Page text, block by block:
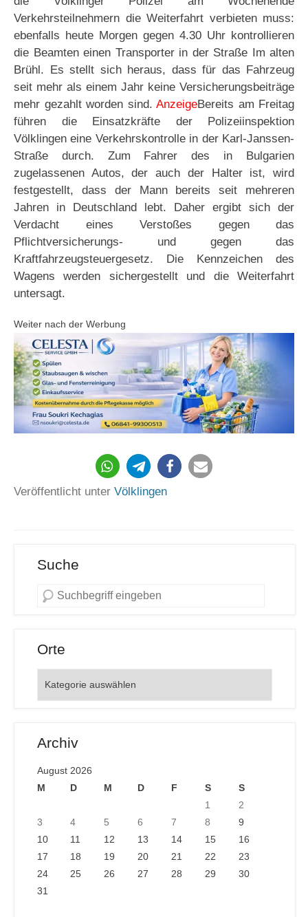
Verkehrsteilnehmern die Weiterfahrt verbieten muss:
ebenfalls heute Morgen gegen 4.30 Uhr kontrollieren
die Beamten einen Transporter in der Straße Im alten
Brühl. Es stellt sich heraus, dass für das Fahrzeug
seit mehr als einem Jahr keine Versicherungsbeiträge
mehr gezahlt worden sind. AnzeigeBereits am Freitag
führen die Einsatzkräfte der Polizeiinspektion
Völklingen eine Verkehrskontrolle in der Karl-Janssen-
Straße durch. Zum Fahrer des in Bulgarien
zugelassenen Autos, der auch der Halter ist, wird
festgestellt, dass der Mann bereits seit mehreren
Jahren in Deutschland lebt. Daher ergibt sich der
Verdacht eines Verstoßes gegen das
Pflichtversicherungs- und gegen das
Kraftfahrzeugsteuergesetz. Die Kennzeichen des
Wagens werden sichergestellt und die Weiterfahrt
untersagt.
Weiter nach der Werbung
151
Veröffentlicht unter Völklingen
Suche
Orte
Archiv
August 2026
M
D M D F S
S
1
2
3
4 5 6 7 8
9
10
11 12 13 14 15
16
17
18 19 20 21 22
23
24
25 26 27 28 29
30
31